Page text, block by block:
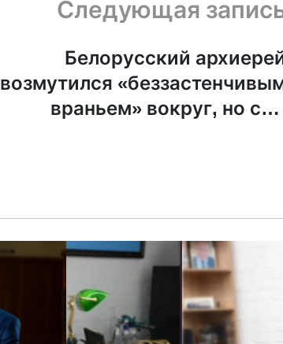
Следующая
Белорусский
возмутился
враньем» вокруг, но сам